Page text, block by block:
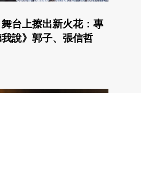
台上擦出新火花：專
說》郭子、張信哲